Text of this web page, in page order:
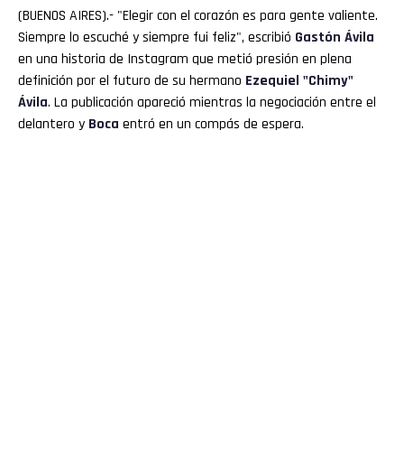
(BUENOS AIRES).- "Elegir con el corazón es para gente valiente.
Siempre lo escuché y siempre fui feliz", escribió Gastón Ávila
en una historia de Instagram que metió presión en plena
definición por el futuro de su hermano Ezequiel "Chimy"
Ávila. La publicación apareció mientras la negociación entre el
delantero y Boca entró en un compás de espera.